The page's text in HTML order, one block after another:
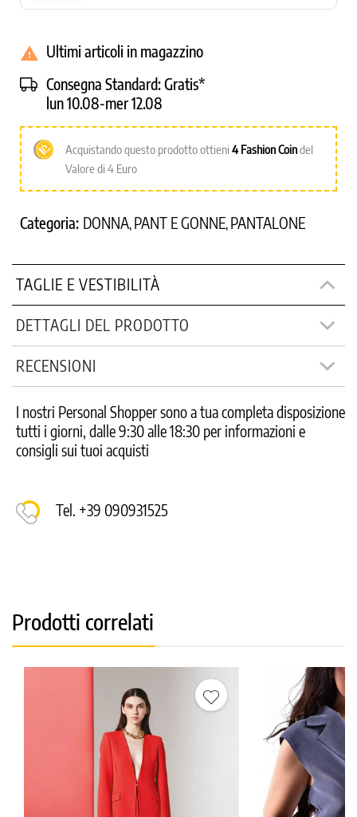
 Ultimi articoli in magazzino
Consegna Standard:Gratis*
lun 10.08-mer 12.08
Acquistando questo prodotto ottieni 4 Fashion Coindel
Valore di 4 Euro
Categoria: DONNA, PANT E GONNE, PANTALONE
TAGLIE E VESTIBILITÀ
DETTAGLI DEL PRODOTTO
RECENSIONI
I nostri Personal Shopper sono a tua completa disposizione
tutti i giorni, dalle 9:30 alle 18:30 per informazioni e
consigli sui tuoi acquisti
Tel. +39 090931525
Prodotti correlati